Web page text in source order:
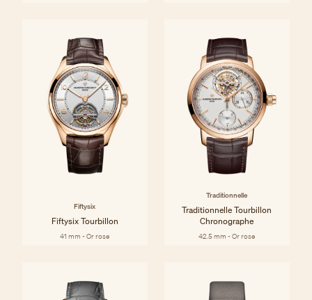
Fiftysix
Fiftysix Tourbillon
41 mm - Or rose
Traditionnelle
Traditionnelle Tourbillon
Chronographe
42.5 mm - Or rose